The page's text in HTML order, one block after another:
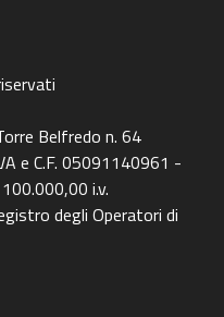
Belfredo n. 64
e C.F. 05091140961 -
i.v.
degli Operatori di